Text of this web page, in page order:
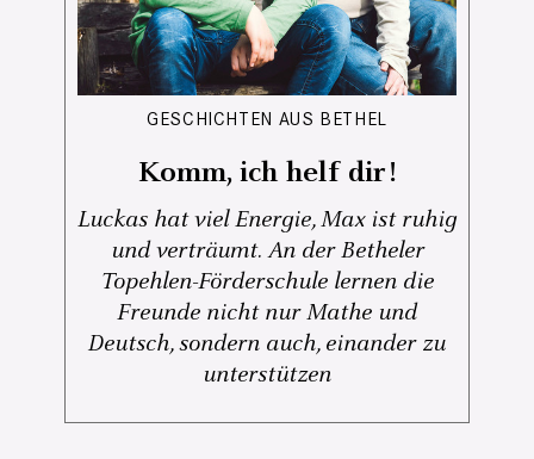
GESCHICHTEN AUS BETHEL
Komm, ich helf dir!
Luckas hat viel Energie, Max ist ruhig
und verträumt. An der Betheler
Topehlen-Förderschule lernen die
Freunde nicht nur Mathe und
Deutsch, sondern auch, einander zu
unterstützen